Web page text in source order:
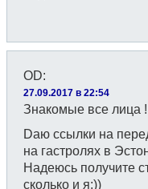
OD:
27.09.2017 в 22:54
Знакомые все лица
Dаю ссылки на
на гастролях в
Надеюсь получитe
сколько и я:))